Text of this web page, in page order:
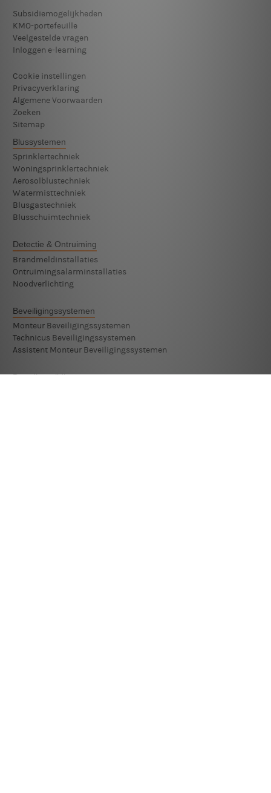
Subsidiemogelijkheden
KMO-portefeuille
Veelgestelde vragen
Inloggen e-learning
Cookie instellingen
Privacyverklaring
Algemene Voorwaarden
Zoeken
Sitemap
Blussystemen
Sprinklertechniek
Woningsprinklertechniek
Aerosolblustechniek
Watermisttechniek
Blusgastechniek
Blusschuimtechniek
Detectie & Ontruiming
Brandmeldinstallaties
Ontruimingsalarminstallaties
Noodverlichting
Beveiligingssystemen
Monteur Beveiligingssystemen
Technicus Beveiligingssystemen
Assistent Monteur Beveiligingssystemen
Brandbestrijding